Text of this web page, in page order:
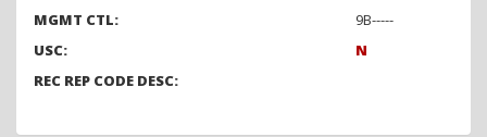
MGMT CTL:
9B-----
USC:
N
REC REP CODE DESC: